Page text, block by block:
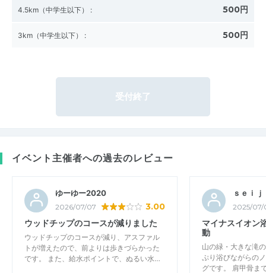
4.5km（中学生以下） : 500円
3km（中学生以下） : 500円
受付終了
イベント主催者への過去のレビュー
ゆーゆー2020
2026/07/07 3.00
ウッドチップのコースが減りました
ウッドチップのコースが減り、アスファル
トが増えたので、前よりは歩きづらかった
です。 また、給水ポイントで、ぬるい水…
ｓｅｉｊ
2025/07/
マイナスイオン
動
山の緑・大きな滝
ぷり浴びながらの
グです。 肩甲骨ま